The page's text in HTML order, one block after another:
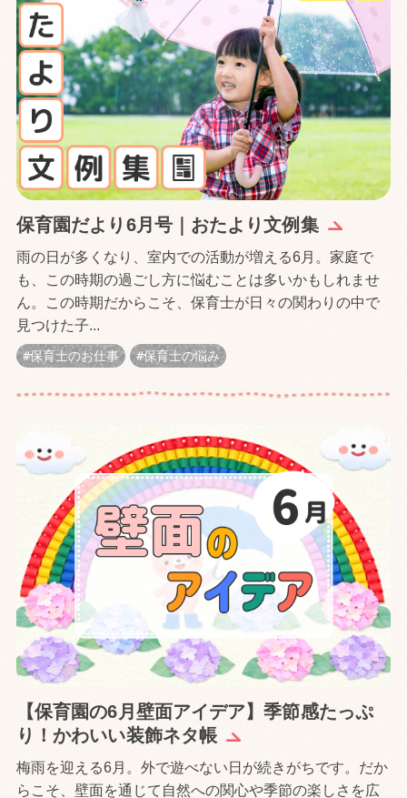
保育園だより6月号｜おたより文例集
雨の日が多くなり、室内での活動が増える6月。家庭で
も、この時期の過ごし方に悩むことは多いかもしれませ
ん。この時期だからこそ、保育士が日々の関わりの中で
見つけた子...
保育士のお仕事 保育士の悩み
【保育園の6月壁面アイデア】季節感たっぷ
り！かわいい装飾ネタ帳
梅雨を迎える6月。外で遊べない日が続きがちです。だか
らこそ、壁面を通じて自然への関心や季節の楽しさを広